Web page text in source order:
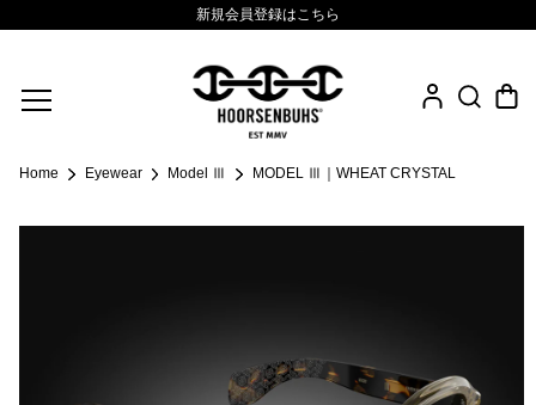
.925 Sterling
Sacred Collection
新規会員登録はこちら
Home Eyewear Model Ⅲ MODEL Ⅲ｜WHEAT CRYSTAL